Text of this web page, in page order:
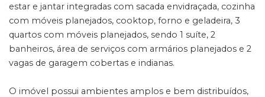
estar e jantar integradas com sacada envidraçada, cozinha
com móveis planejados, cooktop, forno e geladeira, 3
quartos com móveis planejados, sendo 1 suíte, 2
banheiros, área de serviços com armários planejados e 2
vagas de garagem cobertas e indianas.
O imóvel possui ambientes amplos e bem distribuídos,